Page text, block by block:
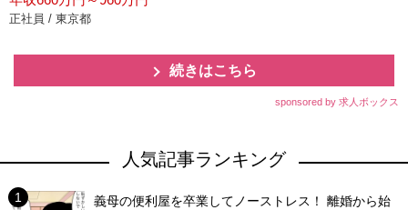
正社員 / 東京都
続きはこちら
sponsored by 求人ボックス
人気記事ランキング
義母の便利屋を卒業してノーストレス！ 離婚から始